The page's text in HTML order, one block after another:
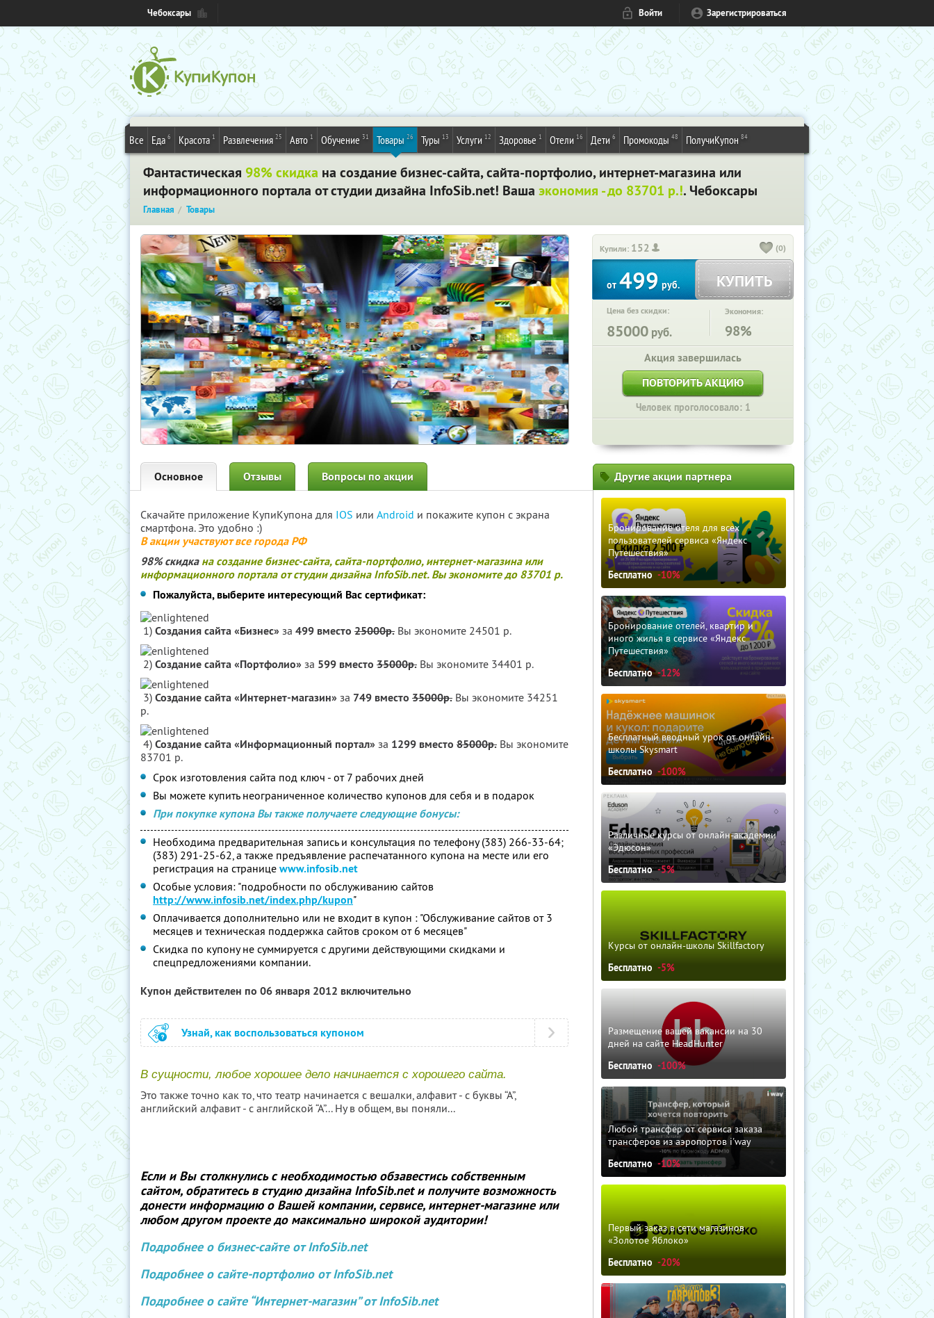
Чебоксары Войти Зарегистрироваться
Все Еда 6 Красота 1 Развлечения 25 Авто 1 Обучение 31 Товары 26 Туры 13 Услуги 12 Здоровье 1 Отели 16 Дети 6 Промокоды 48 ПолучиКупон 84
Фантастическая 98% скидка на создание бизнес-сайта, сайта-портфолио, интернет-магазина или
информационного портала от студии дизайна InfoSib.net! Ваша экономия - до 83701 р.!. Чебоксары
Главная Товары
Купили: 152 (0)
от499руб. КУПИТЬ
Цена без скидки:
85000 руб.
Экономия:
98%
Акция завершилась
ПОВТОРИТЬ АКЦИЮ
Человек проголосовало: 1
Основное Отзывы Вопросы по акции
Скачайте приложение КупиКупона для IOS или Android и покажите купон с экрана
смартфона. Это удобно :)
В акции участвуют все города РФ
98% скидкана создание бизнес-сайта, сайта-портфолио, интернет-магазина или
информационного портала от студии дизайна InfoSib.net. Вы экономите до 83701 р.
Пожалуйста, выберите интересующий Вас сертификат:
1) Создания сайта «Бизнес» за 499 вместо 25000р. Вы экономите 24501 р.
2) Создание сайта «Портфолио» за 599 вместо 35000р. Вы экономите 34401 р.
3) Создание сайта «Интернет-магазин» за 749 вместо 35000р. Вы экономите 34251
р.
4) Создание сайта «Информационный портал» за 1299 вместо 85000р. Вы экономите
83701 р.
Срок изготовления сайта под ключ - от 7 рабочих дней
Вы можете купить неограниченное количество купонов для себя и в подарок
При покупке купона Вы также получаете следующие бонусы:
Необходима предварительная запись и консультация по телефону (383) 266-33-64;
(383) 291-25-62, а также предъявление распечатанного купона на месте или его
регистрация на странице www.infosib.net
Особые условия: "подробности по обслуживанию cайтов
http://www.infosib.net/index.php/kupon"
Оплачивается дополнительно или не входит в купон : "Обслуживание сайтов от 3
месяцев и техническая поддержка сайтов сроком от 6 месяцев"
Скидка по купону не суммируется с другими действующими скидками и
спецпредложениями компании.
Купон действителен по 06 января 2012 включительно
Узнай, как воспользоваться купоном
В сущности, любое хорошее дело начинается с хорошего сайта.
Это также точно как то, что театр начинается с вешалки, алфавит - с буквы “А”,
английский алфавит - с английской “А”... Ну в общем, вы поняли...
Если и Вы столкнулись с необходимостью обзавестись собственным
сайтом, обратитесь в студию дизайна InfoSib.netи получите возможность
донести информацию о Вашей компании, сервисе, интернет-магазине или
любом другом проекте до максимально широкой аудитории!
Подробнее о бизнес-сайте от InfoSib.net
Подробнее о сайте-портфолио от InfoSib.net
Подробнее о сайте “Интернет-магазин” от InfoSib.net
Другие акции партнера
Бронирование отеля для всех
пользователей сервиса «Яндекс
Путешествия»
Бесплатно -10%
Бронирование отелей, квартир и
иного жилья в сервисе «Яндекс
Путешествия»
Бесплатно -12%
Бесплатный вводный урок от онлайн-
школы Skysmart
Бесплатно -100%
Различные курсы от онлайн-академии
«Эдюсон»
Бесплатно -5%
Курсы от онлайн-школы Skillfactory
Бесплатно -5%
Размещение вашей вакансии на 30
дней на сайте HeadHunter
Бесплатно -100%
Любой трансфер от сервиса заказа
трансферов из аэропортов i'way
Бесплатно -10%
Первый заказ в сети магазинов
«Золотое Яблоко»
Бесплатно -20%